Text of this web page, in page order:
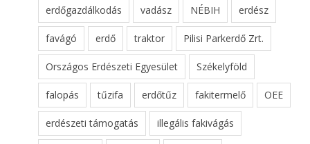
erdőgazdálkodás vadász NÉBIH erdész
favágó erdő traktor Pilisi Parkerdő Zrt.
Országos Erdészeti Egyesület Székelyföld
falopás tűzifa erdőtűz fakitermelő OEE
erdészeti támogatás illegális fakivágás